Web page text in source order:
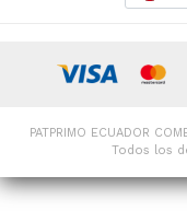
PATPRIMO ECUADOR
Todos los